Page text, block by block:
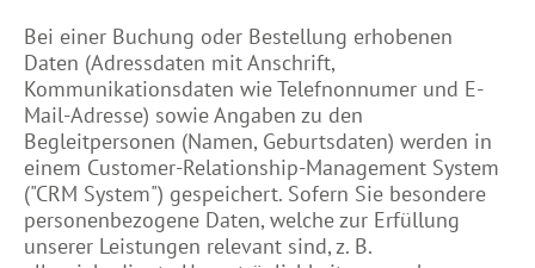
Bei einer Buchung oder Bestellung erhobenen
Daten (Adressdaten mit Anschrift,
Kommunikationsdaten wie Telefnonnumer und E-
Mail-Adresse) sowie Angaben zu den
Begleitpersonen (Namen, Geburtsdaten) werden in
einem Customer-Relationship-Management System
("CRM System") gespeichert. Sofern Sie besondere
personenbezogene Daten, welche zur Erfüllung
unserer Leistungen relevant sind, z. B.